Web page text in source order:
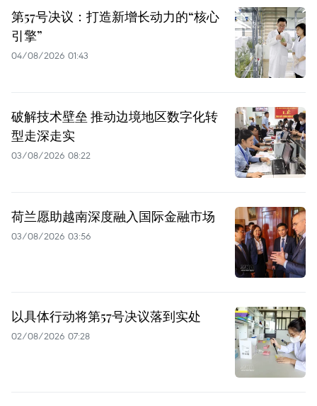
第57号决议：打造新增长动力的“核心
引擎”
04/08/2026 01:43
破解技术壁垒 推动边境地区数字化转
型走深走实
03/08/2026 08:22
荷兰愿助越南深度融入国际金融市场
03/08/2026 03:56
以具体行动将第57号决议落到实处
02/08/2026 07:28